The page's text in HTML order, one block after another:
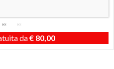
da€80,00